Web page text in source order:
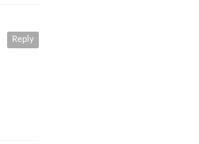
Reply